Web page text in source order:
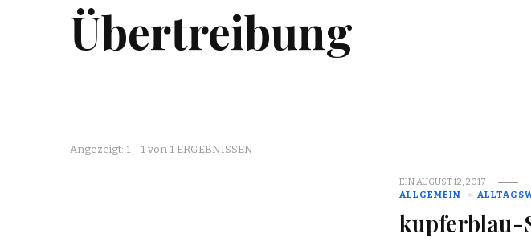
Übertreibung
Angezeigt: 1 - 1 von 1 ERGEBNISSEN
EINAUGUST 12, 2017
ALLGEMEIN
kupferblau-